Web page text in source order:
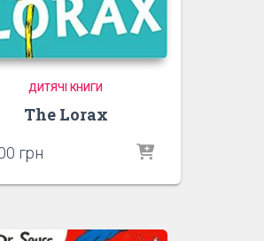
ДИТЯЧІ КНИГИ
The Lorax
грн